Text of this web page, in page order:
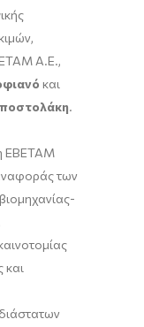
Α.Ε.,
και
.
η ΕΒΕΤΑΜ
των
και